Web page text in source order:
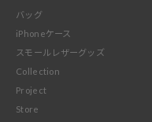
バッグ
iPhoneケース
スモールレザーグッズ
Collection
Project
Store